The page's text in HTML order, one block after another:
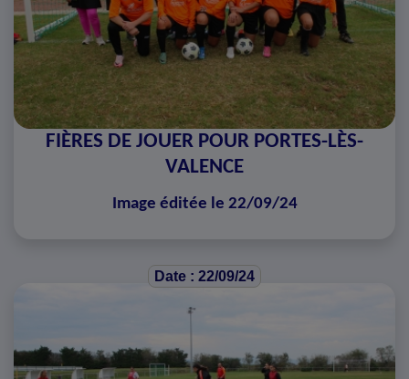
FIÈRES DE JOUER POUR PORTES-LÈS-
VALENCE
Image éditée le 22/09/24
Date : 22/09/24